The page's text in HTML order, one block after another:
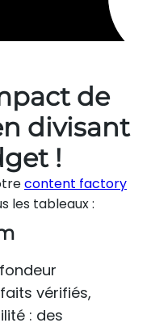
de
divisant
!
content factory
les tableaux :
vérifiés,
: des